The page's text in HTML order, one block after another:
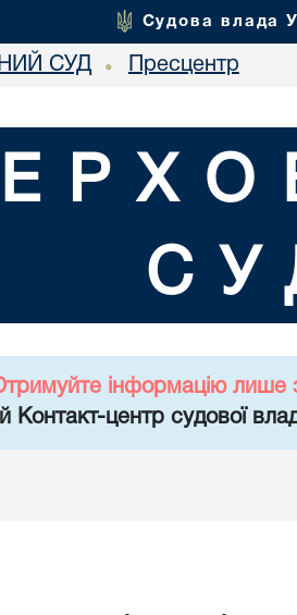
Судова влада
СУД • Пресцентр
інформацію лише
Контакт-центр судової